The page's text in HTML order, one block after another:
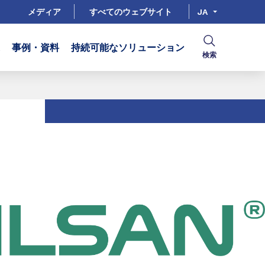
メディア すべてのウェブサイト JA
事例・資料 持続可能なソリューション
検索